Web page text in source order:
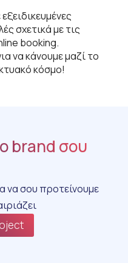
σχετικά με τις
booking.
να κάνουμε μαζί το
κόσμο!
brand σου
να σου προτείνουμε